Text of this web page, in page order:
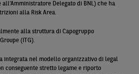
Delegato di BNL) che ha
alla Risk Area.
alla struttura di Capogruppo
(ITG).
integrata nel modello organizzativo di legal
conseguente stretto legame e riporto